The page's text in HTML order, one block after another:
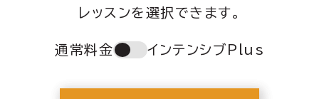
レッスンを選択できます。
通常料金 Toggle
インテンシブPlus